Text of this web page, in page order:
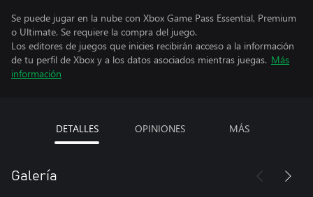
Se puede jugar en la nube con Xbox Game Pass Essential, Premium
o Ultimate. Se requiere la compra del juego.
Los editores de juegos que inicies recibirán acceso a la información
de tu perfil de Xbox y a los datos asociados mientras juegas. Más
información
DETALLES OPINIONES MÁS
Galería